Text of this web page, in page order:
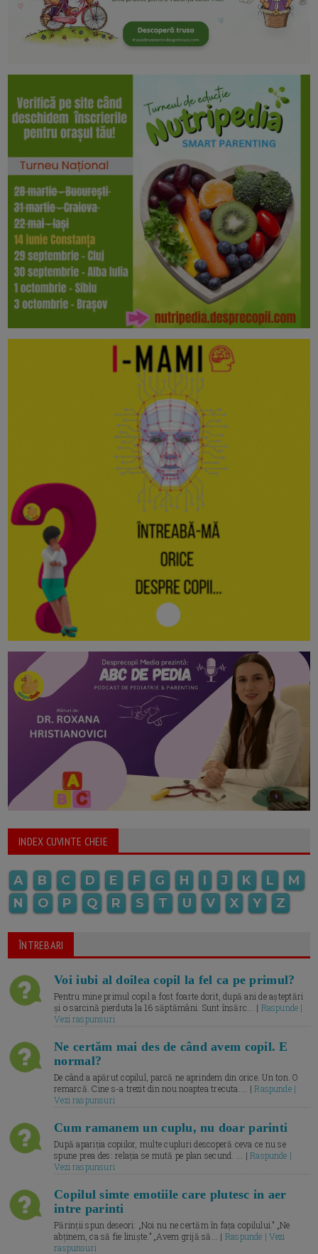
INDEX CUVINTE CHEIE
A B C D E F G H I J K L
M
N
O P Q R S T U V X Y Z
ÎNTREBARI
Voi iubi al doilea copil la fel ca pe primul?
Pentru mine primul copil a fost foarte dorit, după ani de așteptări
și o sarcină pierduta la 16 săptămâni. Sunt însărc... | Raspunde |
Vezi raspunsuri
Ne certăm mai des de când avem copil. E
normal?
De când a apărut copilul, parcă ne aprindem din orice. Un ton. O
remarcă. Cine s-a trezit din nou noaptea trecuta.... |Raspunde |
Vezi raspunsuri
Cum ramanem un cuplu, nu doar parinti
După apariția copiilor, multe cupluri descoperă ceva ce nu se
spune prea des: relația se mută pe plan secund. ... |Raspunde |
Vezi raspunsuri
Copilul simte emotiile care plutesc in aer
intre parinti
Părinții spun deseori: „Noi nu ne certăm în fața copilului.” „Ne
abținem, ca să fie liniște.” „Avem grijă să... | Raspunde | Vezi
raspunsuri